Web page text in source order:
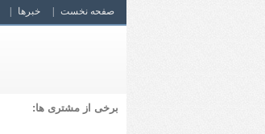
صفحه نخست خبرها
برخی از مشتری ها: